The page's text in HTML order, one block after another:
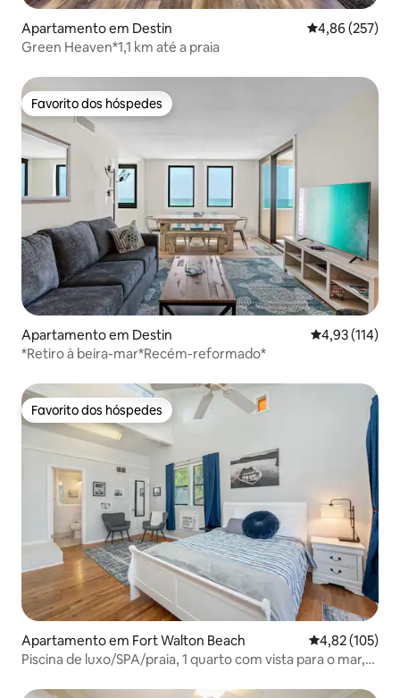
Apartamento em Destin Classificação
4,86 (257)
Green Heaven*1,1 km até a praia
Favorito dos hóspedes
Favorito dos hóspedes
Apartamento em Destin Classificação
4,93 (114)
*Retiro à beira-mar*Recém-reformado*
Favorito dos hóspedes
Favorito dos hóspedes
Apartamento em Fort Walton Beach Classificação
4,82 (105)
Piscina de luxo/SPA/praia, 1 quarto com vista para o mar,